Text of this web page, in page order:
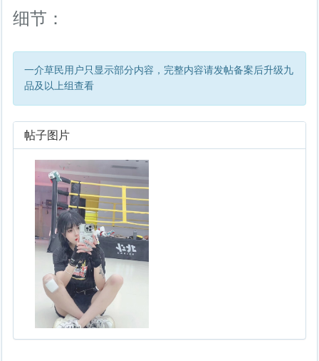
细节：
一介草民用户只显示部分内容，完整内容请发帖备案后升级九
品及以上组查看
帖子图片